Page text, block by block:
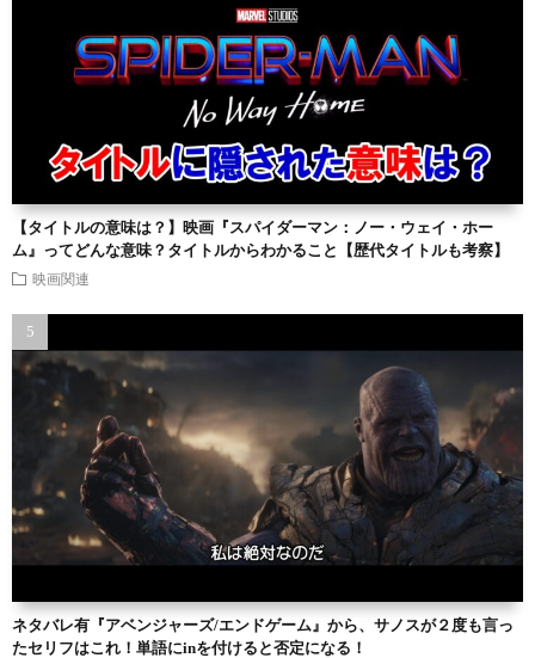
【タイトルの意味は？】映画『スパイダーマン：ノー・ウェイ・ホー
ム』ってどんな意味？タイトルからわかること【歴代タイトルも考察】
映画関連
ネタバレ有『アベンジャーズ/エンドゲーム』から、サノスが２度も言っ
たセリフはこれ！単語にinを付けると否定になる！